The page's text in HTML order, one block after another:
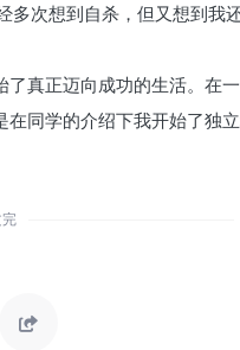
次想到自杀，但又想到我
真正迈向成功的生活。在
同学的介绍下我开始了独